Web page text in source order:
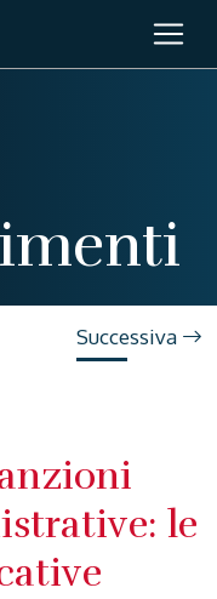
Successiva
le